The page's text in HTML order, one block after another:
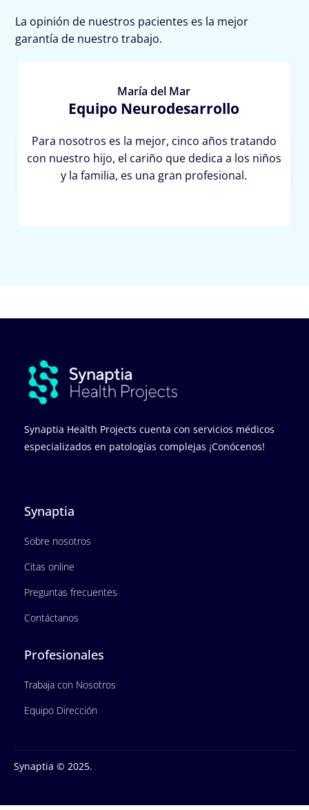
La opinión de nuestros pacientes es la mejor
garantía de nuestro trabajo.
María del Mar
Equipo Neurodesarrollo
Para nosotros es la mejor, cinco años tratando
con nuestro hijo, el cariño que dedica a los niños
y la familia, es una gran profesional.
Synaptia Health Projects cuenta con servicios médicos
especializados en patologías complejas ¡Conócenos!
Synaptia
Sobre nosotros
Citas online
Preguntas frecuentes
Contáctanos
Profesionales
Trabaja con Nosotros
Equipo Dirección
Synaptia © 2025.